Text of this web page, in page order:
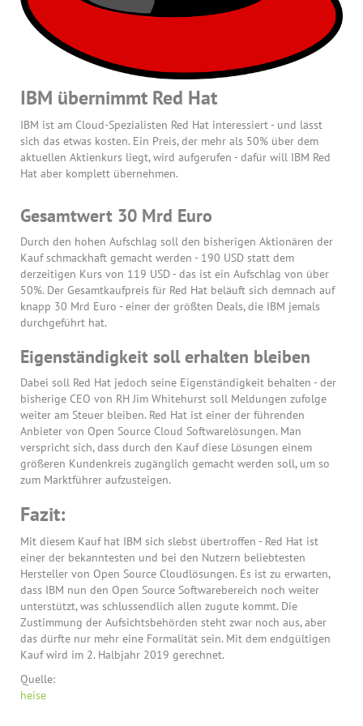
IBM übernimmt Red Hat
IBM ist am Cloud-Spezialisten Red Hat interessiert - und lässt
sich das etwas kosten. Ein Preis, der mehr als 50% über dem
aktuellen Aktienkurs liegt, wird aufgerufen - dafür will IBM Red
Hat aber komplett übernehmen.
Gesamtwert 30 Mrd Euro
Durch den hohen Aufschlag soll den bisherigen Aktionären der
Kauf schmackhaft gemacht werden - 190 USD statt dem
derzeitigen Kurs von 119 USD - das ist ein Aufschlag von über
50%. Der Gesamtkaufpreis für Red Hat beläuft sich demnach auf
knapp 30 Mrd Euro - einer der größten Deals, die IBM jemals
durchgeführt hat.
Eigenständigkeit soll erhalten bleiben
Dabei soll Red Hat jedoch seine Eigenständigkeit behalten - der
bisherige CEO von RH Jim Whitehurst soll Meldungen zufolge
weiter am Steuer bleiben. Red Hat ist einer der führenden
Anbieter von Open Source Cloud Softwarelösungen. Man
verspricht sich, dass durch den Kauf diese Lösungen einem
größeren Kundenkreis zugänglich gemacht werden soll, um so
zum Marktführer aufzusteigen.
Fazit:
Mit diesem Kauf hat IBM sich slebst übertroffen - Red Hat ist
einer der bekanntesten und bei den Nutzern beliebtesten
Hersteller von Open Source Cloudlösungen. Es ist zu erwarten,
dass IBM nun den Open Source Softwarebereich noch weiter
unterstützt, was schlussendlich allen zugute kommt. Die
Zustimmung der Aufsichtsbehörden steht zwar noch aus, aber
das dürfte nur mehr eine Formalität sein. Mit dem endgültigen
Kauf wird im 2. Halbjahr 2019 gerechnet.
Quelle:
heise